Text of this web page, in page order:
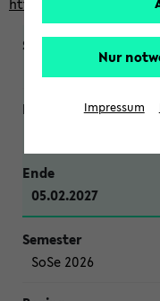
WiSe 2026/2027
05.02.2027
SoSe 2026
Nur
Impressum